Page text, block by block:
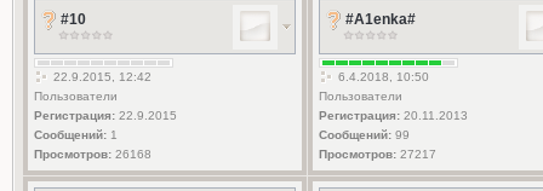
#10
22.9.2015, 12:42
Пользователи
Регистрация:22.9.2015
Сообщений:1
Просмотров:26168
#A1enka#
6.4.2018, 10:50
Пользователи
Регистрация:20.11.2013
Сообщений:99
Просмотров:27217